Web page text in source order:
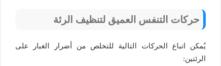
حركات التنفس العميق لتنظيف الرئة
يُمكن اتباع الحركات التالية للتخلص من أضرار الغبار على
الرئتين: